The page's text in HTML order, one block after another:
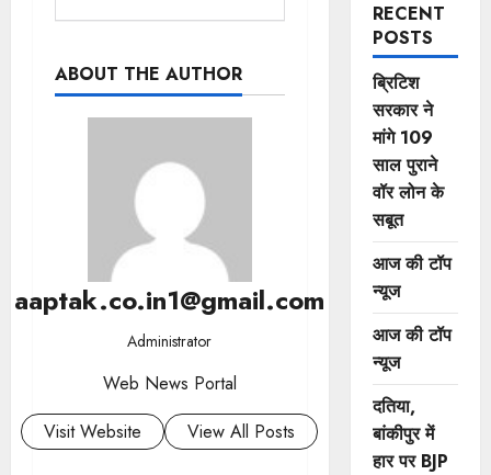
ABOUT THE AUTHOR
aaptak.co.in1@gmail.com
Administrator
Web News Portal
Visit Website
View All Posts
RECENT
POSTS
ब्रिटिश
सरकार ने
मांगे 109
साल पुराने
वॉर लोन के
सबूत
आज की टॉप
न्यूज
आज की टॉप
न्यूज
दतिया,
बांकीपुर में
हार पर BJP